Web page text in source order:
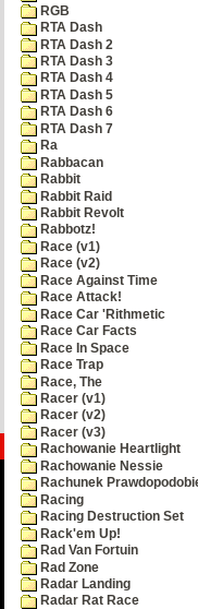
RGB
RTA Dash
RTA Dash 2
RTA Dash 3
RTA Dash 4
RTA Dash 5
RTA Dash 6
RTA Dash 7
Ra
Rabbacan
Rabbit
Rabbit Raid
Rabbit Revolt
Rabbotz!
Race (v1)
Race (v2)
Race Against Time
Race Attack!
Race Car 'Rithmetic
Race Car Facts
Race In Space
Race Trap
Race, The
Racer (v1)
Racer (v2)
Racer (v3)
Rachowanie Heartlight
Rachowanie Nessie
Rachunek
Racing
Racing Destruction Set
Rack'em Up!
Rad Van Fortuin
Rad Zone
Radar Landing
Radar Rat Race